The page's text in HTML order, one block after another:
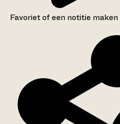
Favoriet of een notitie maken